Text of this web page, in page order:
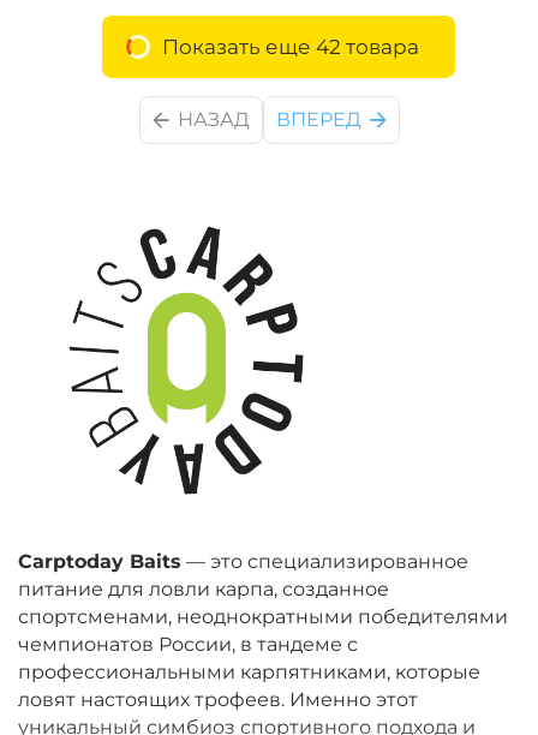
Carptoday Baits — это специализированное
питание для ловли карпа, созданное
спортсменами, неоднократными победителями
чемпионатов России, в тандеме с
профессиональными карпятниками, которые
ловят настоящих трофеев. Именно этот
уникальный симбиоз спортивного подхода и
Показать еще 42 товара
НАЗАД ВПЕРЕД